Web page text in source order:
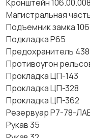
Кронштейн
Магистральная
Подъемник замка
Подкладка Р65
Предохранитель
Противоугон
Прокладка ЦП-143
Прокладка ЦП-328
Прокладка ЦП-362
Резервуар Р7-78-
Рукав 35